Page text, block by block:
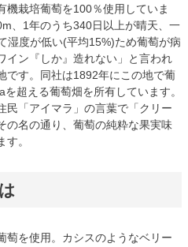
機栽培葡萄を100％使用していま
、1年のうち340日以上が晴天、一
湿度が低い(平均15%)ため葡萄が病
イン『しか』造れない」と言われ
です。同社は1892年にこの地で葡
超える葡萄畑を所有しています。
「アイマラ」の言葉で「クリー
の名の通り、葡萄の純粋な果実味
。
萄を使用。カシスのようなベリー